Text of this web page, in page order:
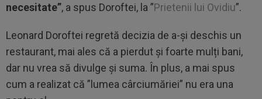
necesitate”, a spus Doroftei, la ”Prietenii lui Ovidiu”.
Leonard Doroftei regretă decizia de a-și deschis un
restaurant, mai ales că a pierdut și foarte mulți bani,
dar nu vrea să divulge și suma. În plus, a mai spus
cum a realizat că ”lumea cârciumăriei” nu era una